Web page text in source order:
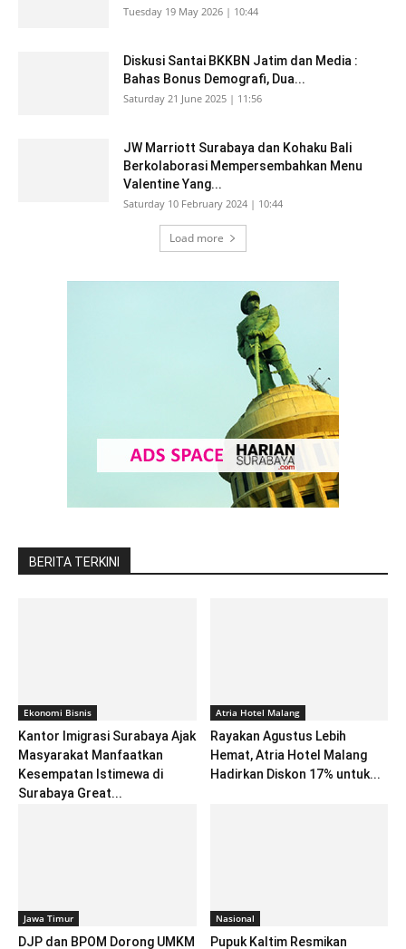
Tuesday 19 May 2026 | 10:44
Diskusi Santai BKKBN Jatim dan Media :
Bahas Bonus Demografi, Dua...
Saturday 21 June 2025 | 11:56
JW Marriott Surabaya dan Kohaku Bali
Berkolaborasi Mempersembahkan Menu
Valentine Yang...
Saturday 10 February 2024 | 10:44
Load more
BERITA TERKINI
Ekonomi Bisnis
Kantor Imigrasi Surabaya Ajak
Masyarakat Manfaatkan
Kesempatan Istimewa di
Surabaya Great...
Atria Hotel Malang
Rayakan Agustus Lebih
Hemat, Atria Hotel Malang
Hadirkan Diskon 17% untuk...
Jawa Timur
DJP dan BPOM Dorong UMKM
Nasional
Pupuk Kaltim Resmikan